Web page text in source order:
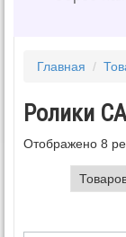
Главная /
Ролики
Отображено 8